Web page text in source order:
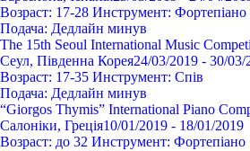
Возраст: 17-28 Инструмент: Фортепіано
Подача: Дедлайн минув
The 15th Seoul International Music
Сеул, Південна Корея24/03/2019 - 30/03/
Возраст: 17-35 Инструмент: Спів
Подача: Дедлайн минув
“Giorgos Thymis” International Piano
Салоніки, Греція10/01/2019 - 18/01/2019
Возраст: до 32 Инструмент: Фортепіано